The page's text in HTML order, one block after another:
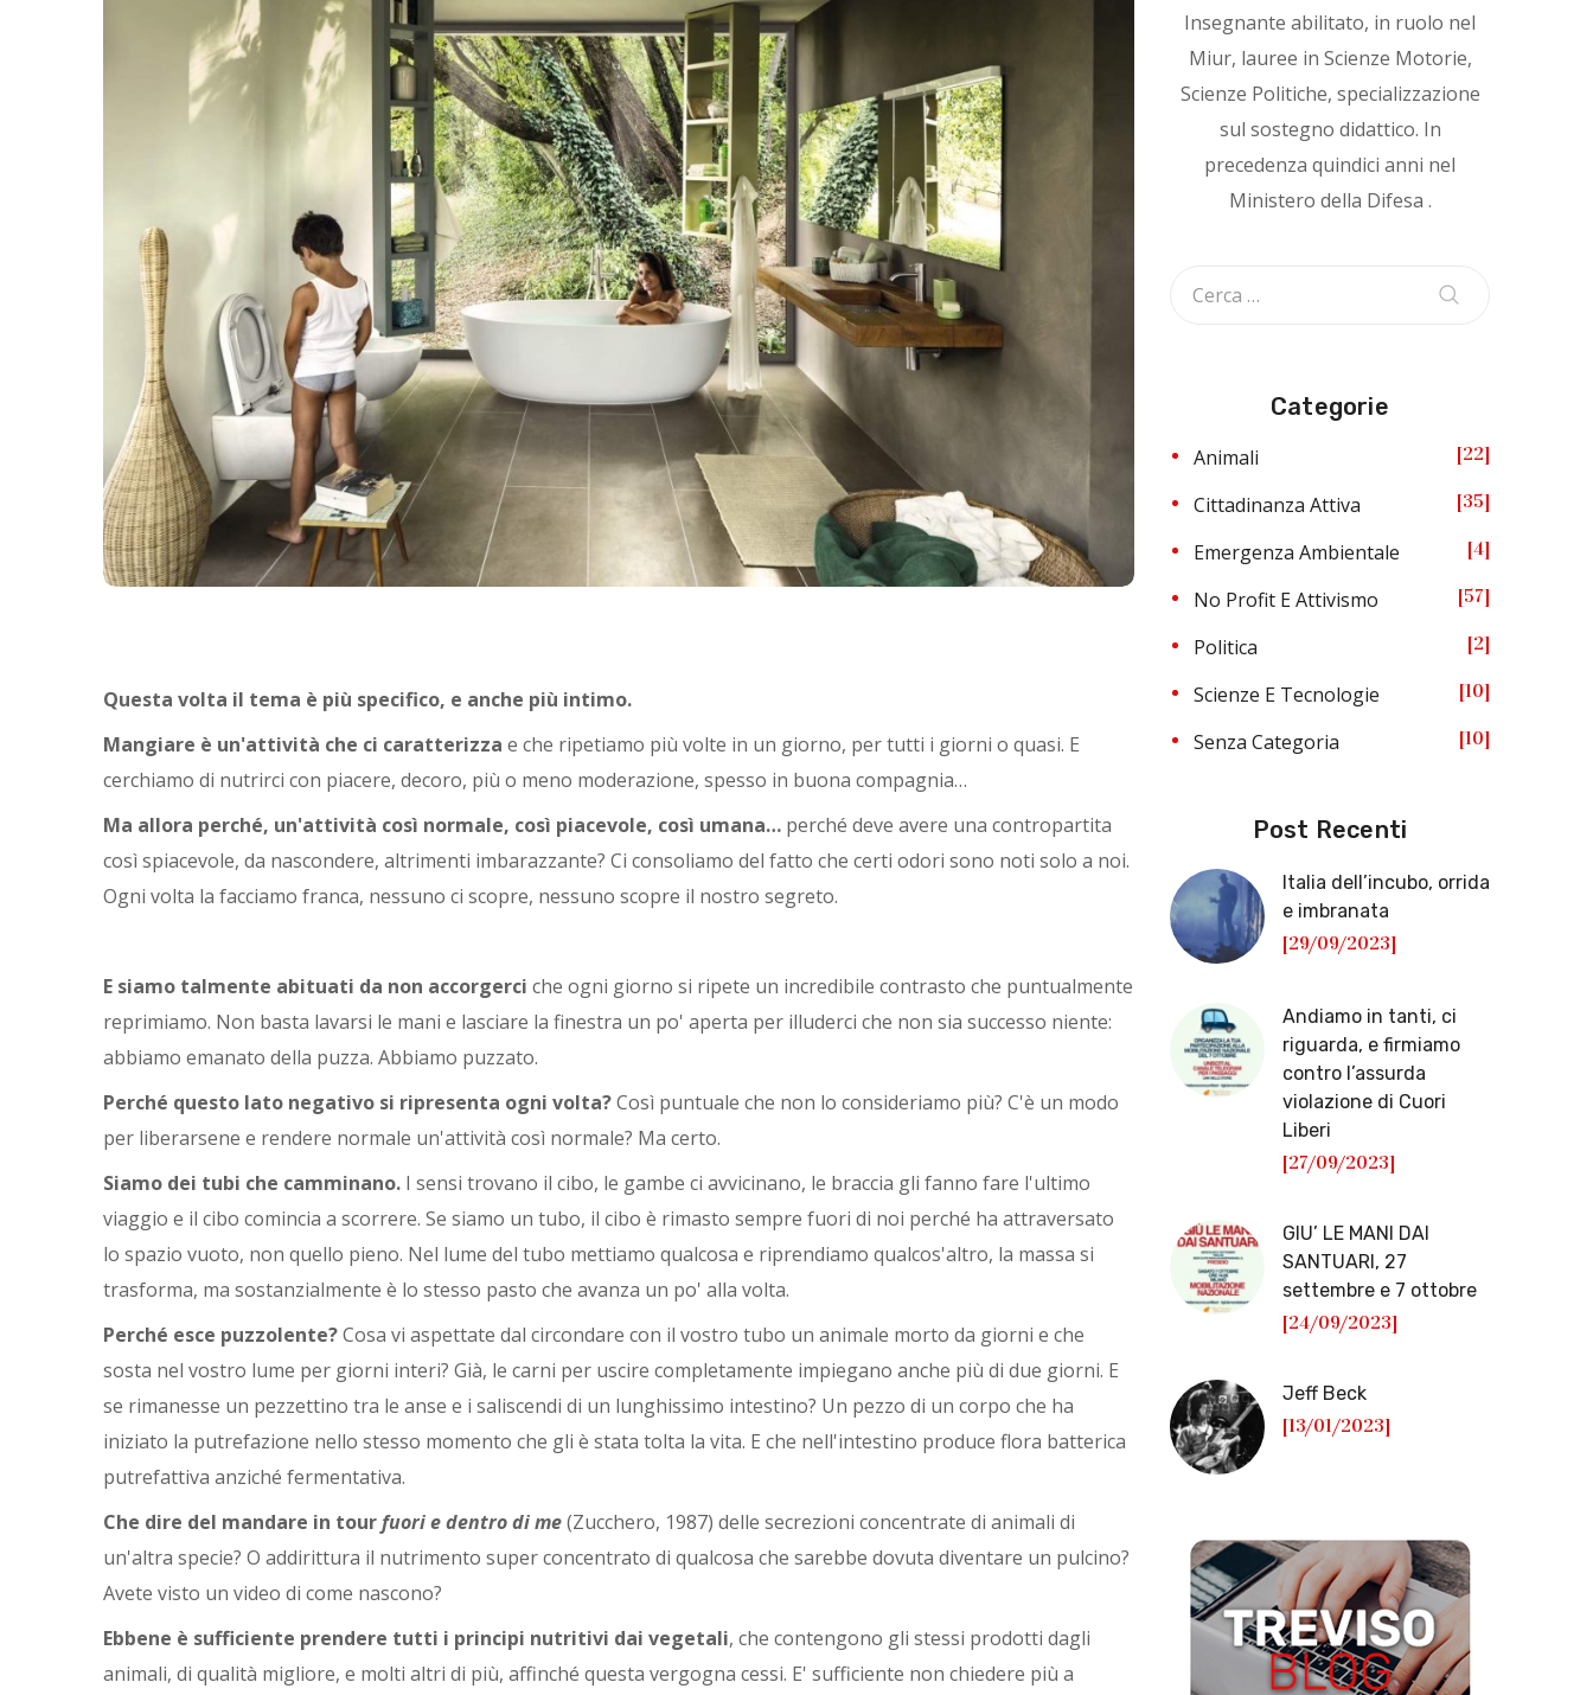
Questa volta il tema è più specifico, e anche più intimo.
Mangiare è un'attività che ci caratterizza e che ripetiamo più volte in un giorno, per tutti i giorni o quasi. E
cerchiamo di nutrirci con piacere, decoro, più o meno moderazione, spesso in buona compagnia…
Ma allora perché, un'attività così normale, così piacevole, così umana… perché deve avere una contropartita
così spiacevole, da nascondere, altrimenti imbarazzante? Ci consoliamo del fatto che certi odori sono noti solo a noi.
Ogni volta la facciamo franca, nessuno ci scopre, nessuno scopre il nostro segreto.
E siamo talmente abituati da non accorgerci che ogni giorno si ripete un incredibile contrasto che puntualmente
reprimiamo. Non basta lavarsi le mani e lasciare la finestra un po' aperta per illuderci che non sia successo niente:
abbiamo emanato della puzza. Abbiamo puzzato.
Perché questo lato negativo si ripresenta ogni volta?Così puntuale che non lo consideriamo più? C'è un modo
per liberarsene e rendere normale un'attività così normale? Ma certo.
Siamo dei tubi che camminano. I sensi trovano il cibo, le gambe ci avvicinano, le braccia gli fanno fare l'ultimo
viaggio e il cibo comincia a scorrere. Se siamo un tubo, il cibo è rimasto sempre fuori di noi perché ha attraversato
lo spazio vuoto, non quello pieno. Nel lume del tubo mettiamo qualcosa e riprendiamo qualcos'altro, la massa si
trasforma, ma sostanzialmente è lo stesso pasto che avanza un po' alla volta.
Perché esce puzzolente?Cosa vi aspettate dal circondare con il vostro tubo un animale morto da giorni e che
sosta nel vostro lume per giorni interi? Già, le carni per uscire completamente impiegano anche più di due giorni. E
se rimanesse un pezzettino tra le anse e i saliscendi di un lunghissimo intestino? Un pezzo di un corpo che ha
iniziato la putrefazione nello stesso momento che gli è stata tolta la vita. E che nell'intestino produce flora batterica
putrefattiva anziché fermentativa.
Che dire del mandare in tourfuori e dentro di me(Zucchero, 1987) delle secrezioni concentrate di animali di
un'altra specie? O addirittura il nutrimento super concentrato di qualcosa che sarebbe dovuta diventare un pulcino?
Avete visto un video di come nascono?
Ebbene è sufficiente prendere tutti i principi nutritivi dai vegetali, che contengono gli stessi prodotti dagli
animali, di qualità migliore, e molti altri di più, affinché questa vergogna cessi. E' sufficiente non chiedere più a
Insegnante abilitato, in ruolo nel
Miur, lauree in Scienze Motorie,
Scienze Politiche, specializzazione
sul sostegno didattico. In
precedenza quindici anni nel
Ministero della Difesa .
Categorie
Animali 22
Cittadinanza Attiva 35
Emergenza Ambientale 4
No Profit E Attivismo 57
Politica 2
Scienze E Tecnologie 10
Senza Categoria 10
Post Recenti
Italia dell’incubo, orrida
e imbranata
[29/09/2023]
Andiamo in tanti, ci
riguarda, e firmiamo
contro l’assurda
violazione di Cuori
Liberi
[27/09/2023]
GIU’ LE MANI DAI
SANTUARI, 27
settembre e 7 ottobre
[24/09/2023]
Jeff Beck
[13/01/2023]